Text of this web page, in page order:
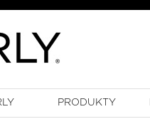
PRODUKTY